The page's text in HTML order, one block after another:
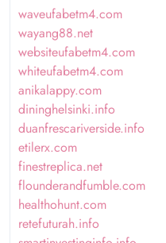
waveufabetm4.com
wayang88.net
websiteufabetm4.com
whiteufabetm4.com
anikalappy.com
dininghelsinki.info
duanfrescariverside.info
etilerx.com
finestreplica.net
flounderandfumble.com
healthohunt.com
retefuturah.info